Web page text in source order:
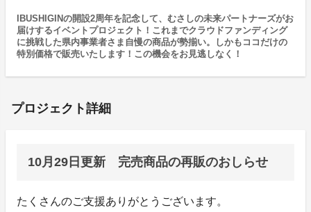
IBUSHIGINの開設2周年を記念して、むさしの未来パートナーズがお
届けするイベントプロジェクト！これまでクラウドファンディング
に挑戦した県内事業者さま自慢の商品が勢揃い。しかもココだけの
特別価格で販売いたします！この機会をお見逃しなく！
プロジェクト詳細
10月29日更新 完売商品の再販のおしらせ
たくさんのご支援ありがとうございます。